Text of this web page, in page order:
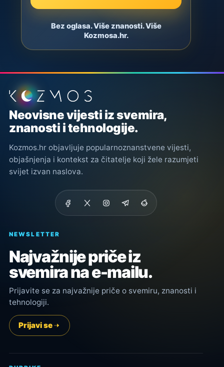
Bez oglasa. Više znanosti. Više
Kozmosa.hr.
Podnožje stranice
Neovisne vijesti iz svemira,
znanosti i tehnologije.
Kozmos.hr objavljuje popularnoznanstvene vijesti,
objašnjenja i kontekst za čitatelje koji žele razumjeti
svijet izvan naslova.
NEWSLETTER
Najvažnije priče iz
svemira na e-mailu.
Prijavite se za najvažnije priče o svemiru, znanosti i
tehnologiji.
Prijavi se